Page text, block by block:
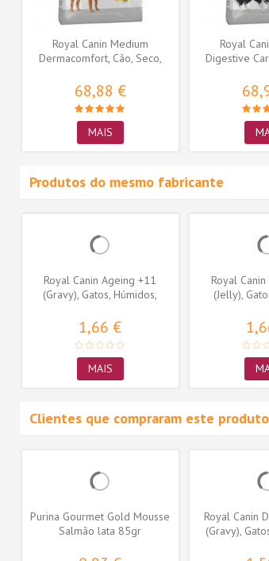
Royal Canin Medium
Dermacomfort, Cão, Seco,
68,88 €
MAIS
Royal
Digestive
Produtos do mesmo fabricante
Royal Canin Ageing +11
(Gravy), Gatos, Húmidos,
1,66 €
MAIS
Royal
(Jelly),
Clientes que compraram este
Purina Gourmet Gold Mousse
Salmão lata 85gr
Royal Canin
(Gravy),